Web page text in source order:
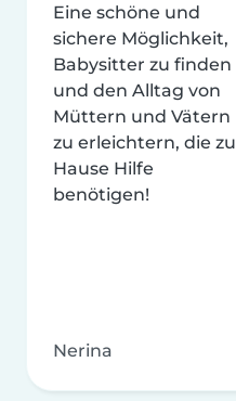
Eine schöne und
sichere Möglichkeit,
Babysitter zu finden
und den Alltag von
Müttern und Vätern
zu erleichtern, die zu
Hause Hilfe
benötigen!
Nerina